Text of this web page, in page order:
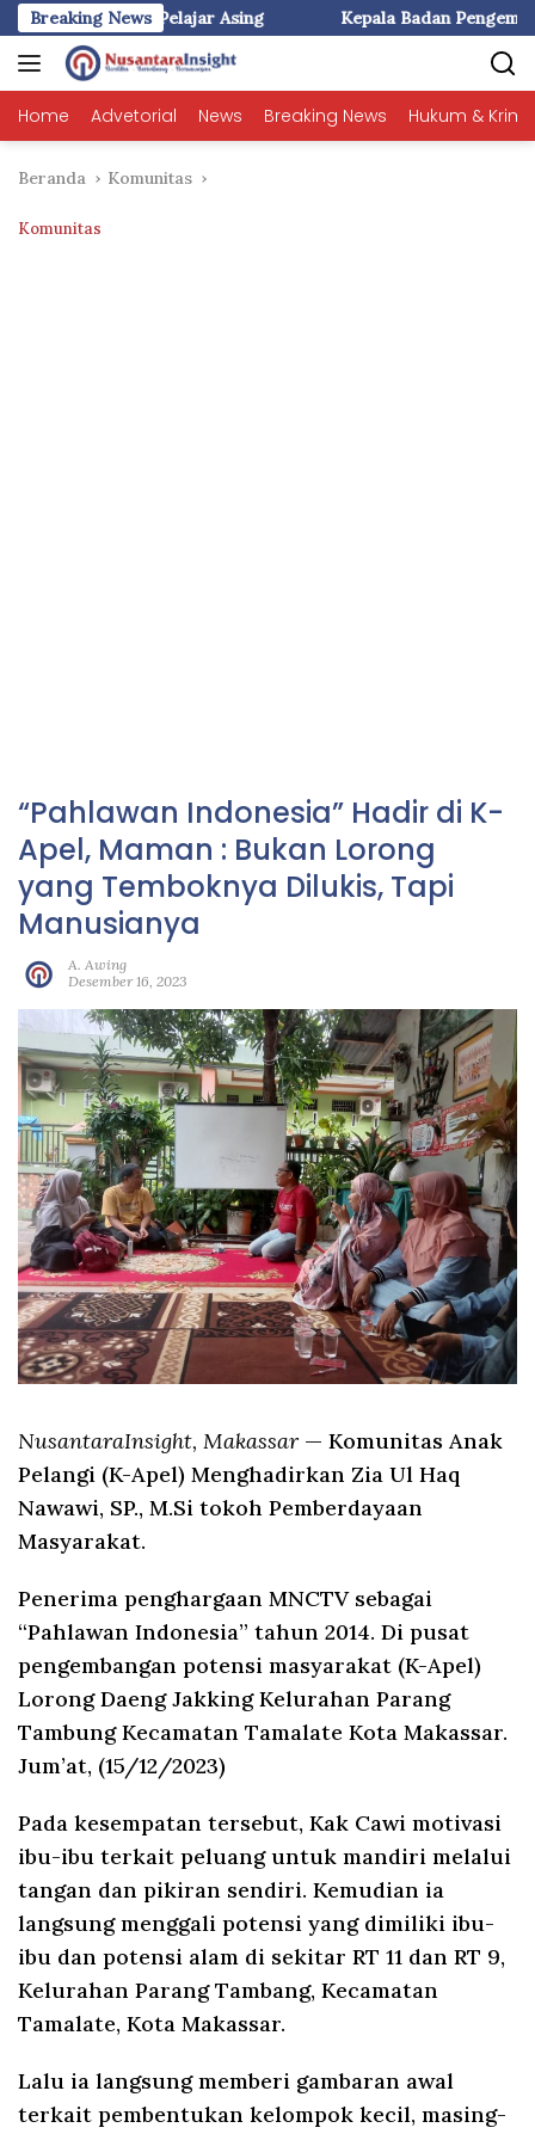
Langsung
ke
konten
Breaking NewsKepala Badan Pengembangan dan Pembinaan
Home Advetorial News Breaking News Hukum &
Beranda Komunitas
Komunitas
“Pahlawan Indonesia” Hadir di K-
Apel, Maman : Bukan Lorong
yang Temboknya Dilukis, Tapi
Manusianya
A. Awing
Desember 16, 2023
NusantaraInsight, Makassar — Komunitas Anak
Pelangi (K-Apel) Menghadirkan Zia Ul Haq
Nawawi, SP., M.Si tokoh Pemberdayaan
Masyarakat.
Penerima penghargaan MNCTV sebagai
“Pahlawan Indonesia” tahun 2014. Di pusat
pengembangan potensi masyarakat (K-Apel)
Lorong Daeng Jakking Kelurahan Parang
Tambung Kecamatan Tamalate Kota Makassar.
Jum’at, (15/12/2023)
Pada kesempatan tersebut, Kak Cawi motivasi
ibu-ibu terkait peluang untuk mandiri melalui
tangan dan pikiran sendiri. Kemudian ia
langsung menggali potensi yang dimiliki ibu-
ibu dan potensi alam di sekitar RT 11 dan RT 9,
Kelurahan Parang Tambang, Kecamatan
Tamalate, Kota Makassar.
Lalu ia langsung memberi gambaran awal
terkait pembentukan kelompok kecil, masing-